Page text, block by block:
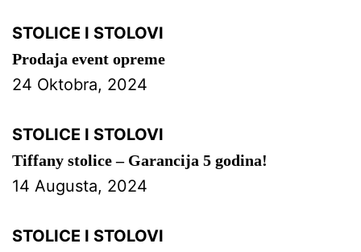
STOLICE I STOLOVI
Prodaja event opreme
24 Oktobra, 2024
STOLICE I STOLOVI
Tiffany stolice – Garancija 5 godina!
14 Augusta, 2024
STOLICE I STOLOVI